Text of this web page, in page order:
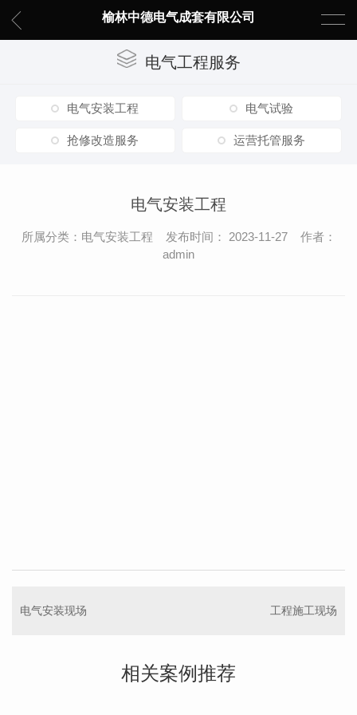
榆林中德电气成套有限公司
电气工程服务
电气安装工程 电气试验
抢修改造服务 运营托管服务
电气安装工程
所属分类：电气安装工程 发布时间： 2023-11-27 作者：
admin
电气安装现场 工程施工现场
相关案例推荐